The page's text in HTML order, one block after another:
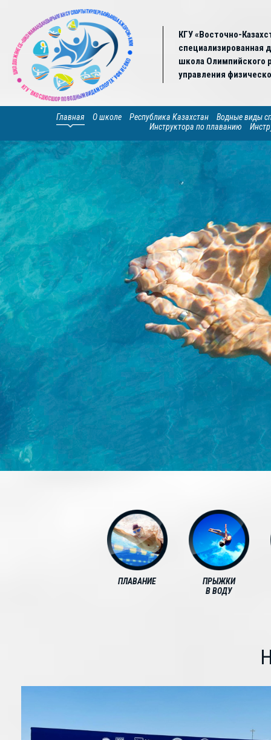
КГУ «Восточно-
специализированная
школа Олимпийского
управления
Главная О школе Республика Казахстан
Водные виды
Инструктора по плаванию
ПЛАВАНИЕ
ПРЫЖКИ
В ВОДУ